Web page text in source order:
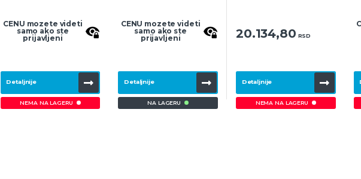
CENU mozete videti
samo ako ste
prijavljeni
Detaljnije
NEMA NA LAGERU
CENU mozete videti
samo ako ste
prijavljeni
Detaljnije
NA LAGERU
20.134,80 RSD
Detaljnije
NEMA NA LAGERU